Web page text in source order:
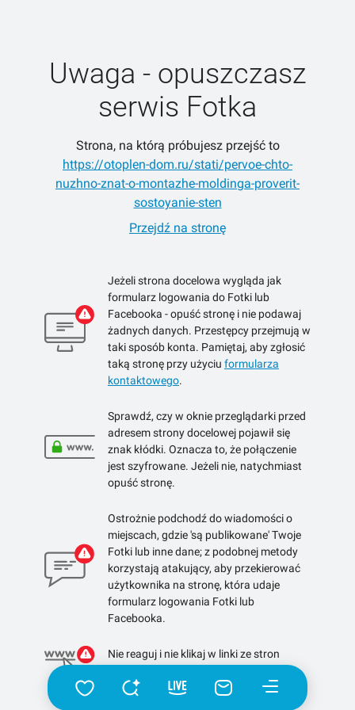
Uwaga - opuszczasz
serwis Fotka
Strona, na którą próbujesz przejść to
https://otoplen-dom.ru/stati/pervoe-chto-
nuzhno-znat-o-montazhe-moldinga-proverit-
sostoyanie-sten
Przejdź na stronę
Jeżeli strona docelowa wygląda jak
formularz logowania do Fotki lub
Facebooka - opuść stronę i nie podawaj
żadnych danych. Przestępcy przejmują w
taki sposób konta. Pamiętaj, aby zgłosić
taką stronę przy użyciu formularza
kontaktowego.
Sprawdź, czy w oknie przeglądarki przed
adresem strony docelowej pojawił się
znak kłódki. Oznacza to, że połączenie
jest szyfrowane. Jeżeli nie, natychmiast
opuść stronę.
Ostrożnie podchodź do wiadomości o
miejscach, gdzie 'są publikowane' Twoje
Fotki lub inne dane; z podobnej metody
korzystają atakujący, aby przekierować
użytkownika na stronę, która udaje
formularz logowania Fotki lub
Facebooka.
Nie reaguj i nie klikaj w linki ze stron